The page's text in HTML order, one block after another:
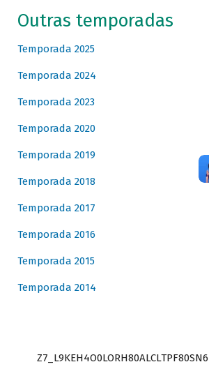
Outras temporadas
Temporada 2025
Temporada 2024
Temporada 2023
Temporada 2020
Temporada 2019
Temporada 2018
Temporada 2017
Temporada 2016
Temporada 2015
Temporada 2014
Z7_L9KEH4O0LORH80ALCLTPF80SN6